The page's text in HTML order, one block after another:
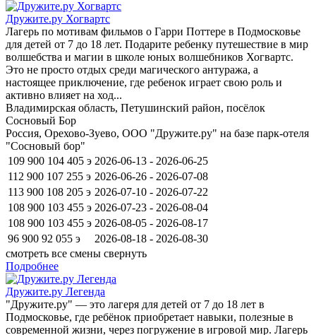
Дружите.ру Хогвартс
Лагерь по мотивам фильмов о Гарри Поттере в Подмосковье
для детей от 7 до 18 лет. Подарите ребенку путешествие в мир
волшебства и магии в школе юных волшебников Хогвартс.
Это не просто отдых среди магического антуража, а
настоящее приключение, где ребенок играет свою роль и
активно влияет на ход...
Владимирская область, Петушинский район, посёлок
Сосновый Бор
Россия, Орехово-Зуево, ООО "Дружите.ру" на базе парк-отеля
"Сосновый бор"
109 900 104 405 э 2026-06-13 - 2026-06-25
112 900 107 255 э 2026-06-26 - 2026-07-08
113 900 108 205 э 2026-07-10 - 2026-07-22
108 900 103 455 э 2026-07-23 - 2026-08-04
108 900 103 455 э 2026-08-05 - 2026-08-17
96 900 92 055 э
2026-08-18 - 2026-08-30
смотреть все смены свернуть
Подробнее
Дружите.ру Легенда
"Дружите.ру" — это лагеря для детей от 7 до 18 лет в
Подмосковье, где ребёнок приобретает навыки, полезные в
современной жизни, через погружение в игровой мир. Лагерь